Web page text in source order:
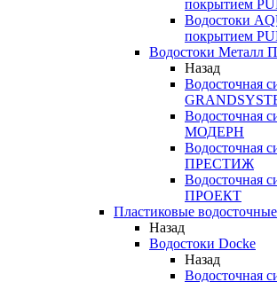
покрытием
Водостоки
покрытием
Водостоки Металл
Назад
Водосточная
Водосточная
МОДЕРН
Водосточная
ПРЕСТИЖ
Водосточная
ПРОЕКТ
Пластиковые
Назад
Водостоки Docke
Назад
Водосточная